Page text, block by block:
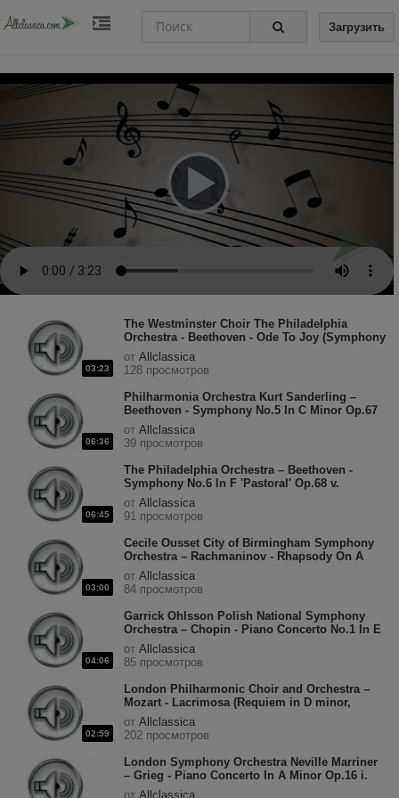
Загрузить
03:23
The Westminster Choir The Philadelphia
Orchestra - Beethoven - Ode To Joy (Symphony
No.9 in D minor 'Choral', Op.125).mp3
от Allclassica
128 просмотров
06:36
Philharmonia Orchestra Kurt Sanderling –
Beethoven - Symphony No.5 In C Minor Op.67
i. Allegro con brio.mp3
от Allclassica
39 просмотров
06:45
The Philadelphia Orchestra – Beethoven -
Symphony No.6 In F 'Pastoral' Op.68 v.
allegretto.mp3
от Allclassica
91 просмотров
03:00
Cecile Ousset City of Birmingham Symphony
Orchestra – Rachmaninov - Rhapsody On A
Theme Of Paganini Variation 18.mp3
от Allclassica
84 просмотров
04:06
Garrick Ohlsson Polish National Symphony
Orchestra – Chopin - Piano Concerto No.1 In E
Minor ii.Romance (Larghetto).mp3
от Allclassica
85 просмотров
02:59
London Philharmonic Choir and Orchestra –
Mozart - Lacrimosa (Requiem in D minor,
K626).mp3
от Allclassica
202 просмотров
London Symphony Orchestra Neville Marriner
– Grieg - Piano Concerto In A Minor Op.16 i.
Allegro molto moderato.mp3
от Allclassica